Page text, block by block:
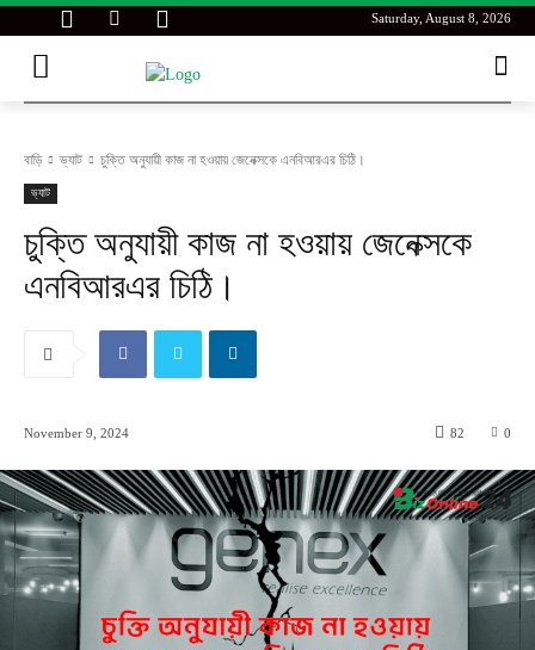
Saturday, August 8, 2026
বাড়ি ভ্যাট চুক্তি অনুযায়ী কাজ না হওয়ায় জেনেক্সকে এনবিআরএর চিঠি।
ভ্যাট
চুক্তি অনুযায়ী কাজ না হওয়ায় জেনেক্সকে
এনবিআরএর চিঠি।
November 9, 2024 0
82